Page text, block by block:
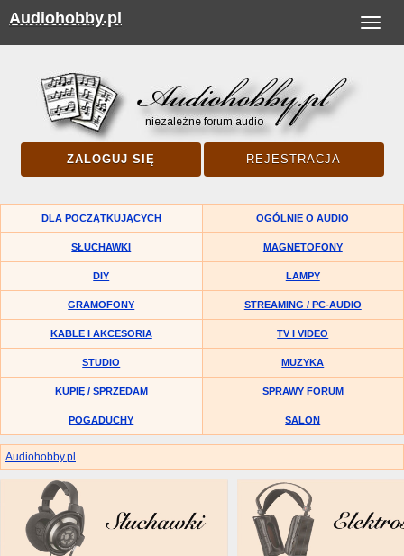
Toggle
Audiohobby.pl
ZALOGUJ SIĘ REJESTRACJA
DLA POCZĄTKUJĄCYCH OGÓLNIE O AUDIO
SŁUCHAWKI MAGNETOFONY
DIY LAMPY
GRAMOFONY STREAMING / PC-AUDIO
KABLE I AKCESORIA TV I VIDEO
STUDIO MUZYKA
KUPIĘ / SPRZEDAM SPRAWY FORUM
POGADUCHY SALON
Audiohobby.pl